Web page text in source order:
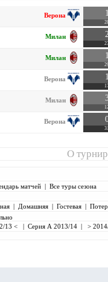
Верона
Милан
Милан
Верона
Милан
Верона
О
матчей| Все туры сезона
| Домашняя| Гостевая|
13 <
| Серия А 2013/14| >